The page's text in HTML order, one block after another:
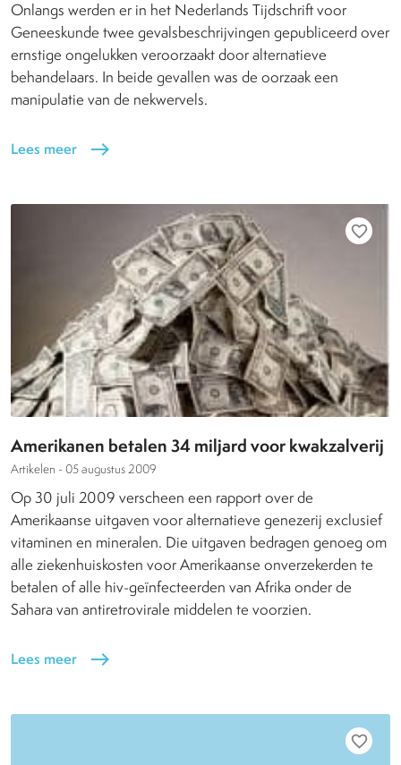
Onlangs werden er in het Nederlands Tijdschrift voor
Geneeskunde twee gevalsbeschrijvingen gepubliceerd over
ernstige ongelukken veroorzaakt door alternatieve
behandelaars. In beide gevallen was de oorzaak een
manipulatie van de nekwervels.
Lees meer east
favorite_border
Amerikanen betalen 34 miljard voor kwakzalverij
Artikelen - 05 augustus 2009
Op 30 juli 2009 verscheen een rapport over de
Amerikaanse uitgaven voor alternatieve genezerij exclusief
vitaminen en mineralen. Die uitgaven bedragen genoeg om
alle ziekenhuiskosten voor Amerikaanse onverzekerden te
betalen of alle hiv-geïnfecteerden van Afrika onder de
Sahara van antiretrovirale middelen te voorzien.
Lees meer east
favorite_border